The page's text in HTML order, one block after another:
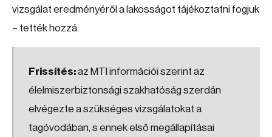
vizsgálat eredményéről a lakosságot tájékoztatni fogjuk
– tették hozzá.
Frissítés:az MTI információi szerint az
élelmiszerbiztonsági szakhatóság szerdán
elvégezte a szükséges vizsgálatokat a
tagóvodában, s ennek első megállapításai